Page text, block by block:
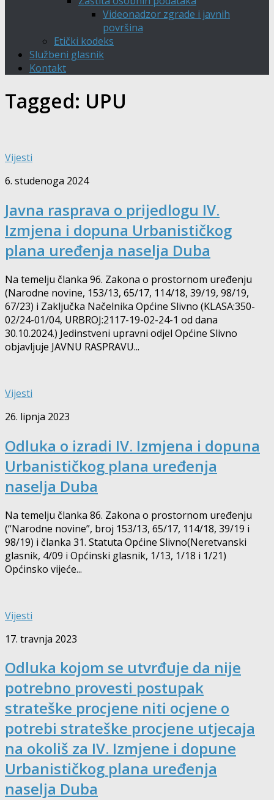
Videonadzor zgrade i javnih
površina
Etički kodeks
Službeni glasnik
Kontakt
Tagged: UPU
Vijesti
6. studenoga 2024
Javna rasprava o prijedlogu IV.
Izmjena i dopuna Urbanističkog
plana uređenja naselja Duba
Na temelju članka 96. Zakona o prostornom uređenju
(Narodne novine, 153/13, 65/17, 114/18, 39/19, 98/19,
67/23) i Zaključka Načelnika Općine Slivno (KLASA:350-
02/24-01/04, URBROJ:2117-19-02-24-1 od dana
30.10.2024.) Jedinstveni upravni odjel Općine Slivno
objavljuje JAVNU RASPRAVU...
Vijesti
26. lipnja 2023
Odluka o izradi IV. Izmjena i dopuna
Urbanističkog plana uređenja
naselja Duba
Na temelju članka 86. Zakona o prostornom uređenju
(“Narodne novine”, broj 153/13, 65/17, 114/18, 39/19 i
98/19) i članka 31. Statuta Općine Slivno(Neretvanski
glasnik, 4/09 i Općinski glasnik, 1/13, 1/18 i 1/21)
Općinsko vijeće...
Vijesti
17. travnja 2023
Odluka kojom se utvrđuje da nije
potrebno provesti postupak
strateške procjene niti ocjene o
potrebi strateške procjene utjecaja
na okoliš za IV. Izmjene i dopune
Urbanističkog plana uređenja
naselja Duba